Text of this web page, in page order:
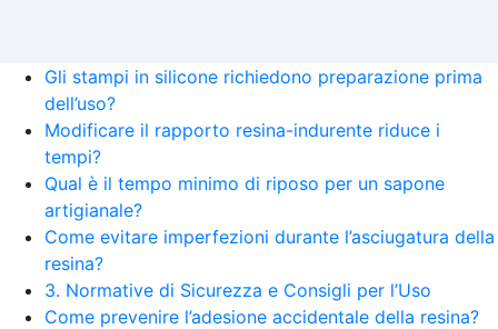
Gli stampi in silicone richiedono preparazione prima
dell’uso?
Modificare il rapporto resina-indurente riduce i
tempi?
Qual è il tempo minimo di riposo per un sapone
artigianale?
Come evitare imperfezioni durante l’asciugatura della
resina?
3. Normative di Sicurezza e Consigli per l’Uso
Come prevenire l’adesione accidentale della resina?